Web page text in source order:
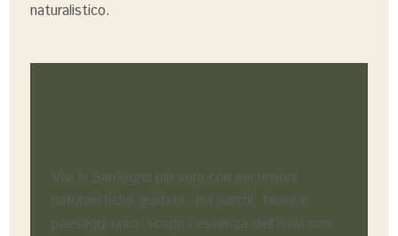
naturalistico.
Vivi la Sardegna più vera con escursioni
naturalistiche guidate, tra parchi, fauna e
paesaggi unici: scopri l’essenza dell’isola con